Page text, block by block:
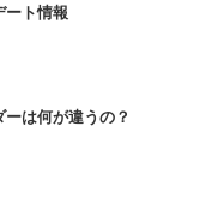
ト情報
は何が違うの？